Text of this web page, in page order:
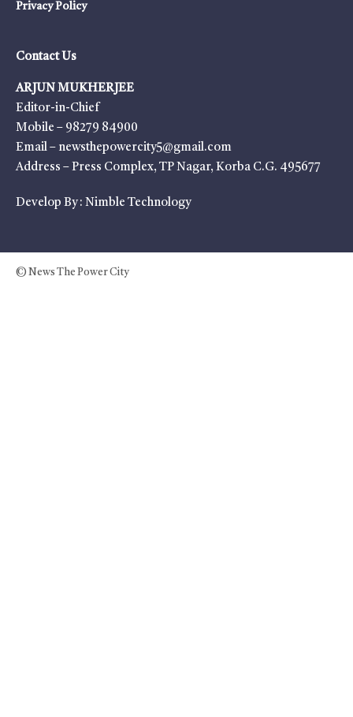
Privacy Policy
Contact Us
ARJUN MUKHERJEE
Editor-in-Chief
Mobile – 98279 84900
Email – newsthepowercity5@gmail.com
Address – Press Complex, TP Nagar, Korba C.G. 495677
Develop By : Nimble Technology
© News The Power City